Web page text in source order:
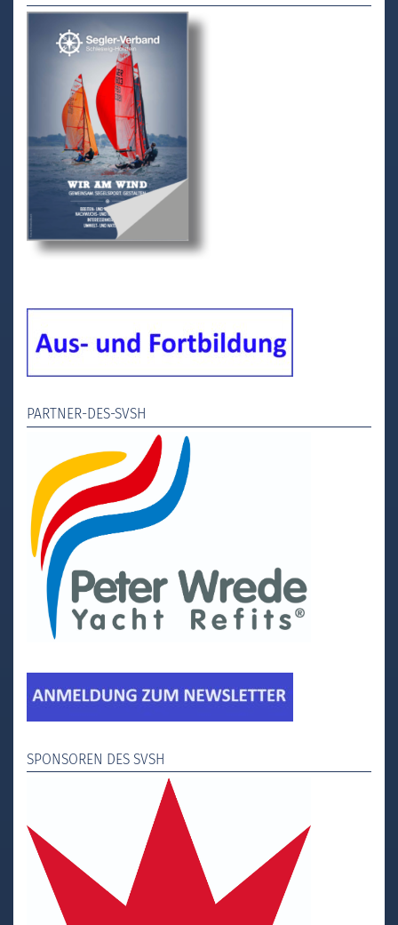
PARTNER-DES-SVSH
SPONSOREN DES SVSH